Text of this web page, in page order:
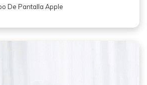
De Pantalla Apple